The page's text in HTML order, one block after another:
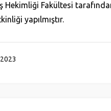
Hekimliği Fakültesi
yapılmıştır.